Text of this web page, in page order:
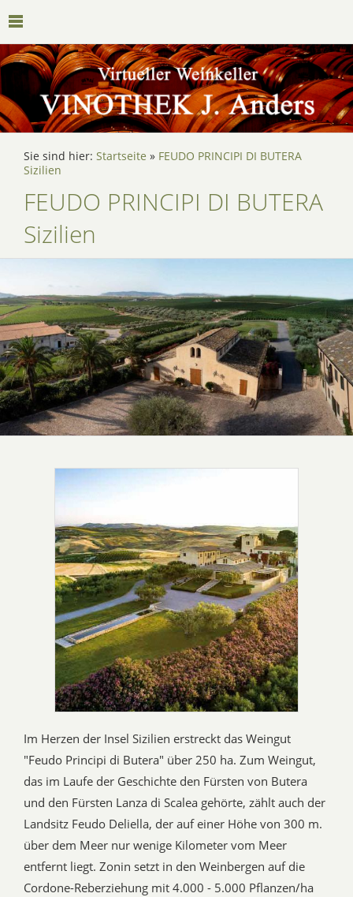
Sie sind hier: Startseite » FEUDO PRINCIPI DI BUTERA
Sizilien
FEUDO PRINCIPI DI BUTERA
Sizilien
Im Herzen der Insel Sizilien erstreckt das Weingut
"Feudo Principi di Butera" über 250 ha. Zum Weingut,
das im Laufe der Geschichte den Fürsten von Butera
und den Fürsten Lanza di Scalea gehörte, zählt auch der
Landsitz Feudo Deliella, der auf einer Höhe von 300 m.
über dem Meer nur wenige Kilometer vom Meer
entfernt liegt. Zonin setzt in den Weinbergen auf die
Cordone-Reberziehung mit 4.000 - 5.000 Pflanzen/ha